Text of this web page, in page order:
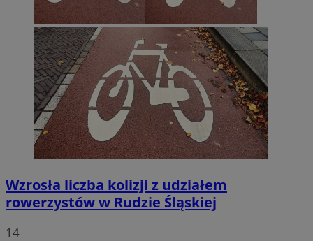
Wzrosła liczba kolizji z udziałem
rowerzystów w Rudzie Śląskiej
14